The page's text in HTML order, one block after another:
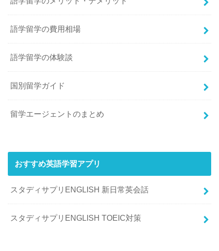
語学留学の費用相場
語学留学の体験談
国別留学ガイド
留学エージェントのまとめ
おすすめ英語学習アプリ
スタディサプリENGLISH 新日常英会話
スタディサプリENGLISH TOEIC対策